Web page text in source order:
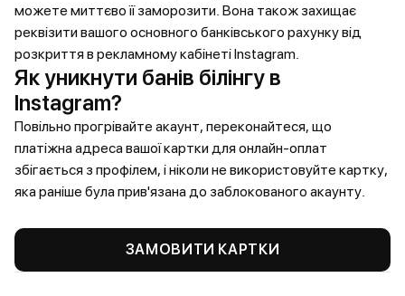
можете миттєво її заморозити. Вона також захищає
реквізити вашого основного банківського рахунку від
розкриття в рекламному кабінеті Instagram.
Як уникнути банів білінгу в
Instagram?
Повільно прогрівайте акаунт, переконайтеся, що
платіжна адреса вашої картки для онлайн-оплат
збігається з профілем, і ніколи не використовуйте картку,
яка раніше була прив'язана до заблокованого акаунту.
ЗАМОВИТИ КАРТКИ